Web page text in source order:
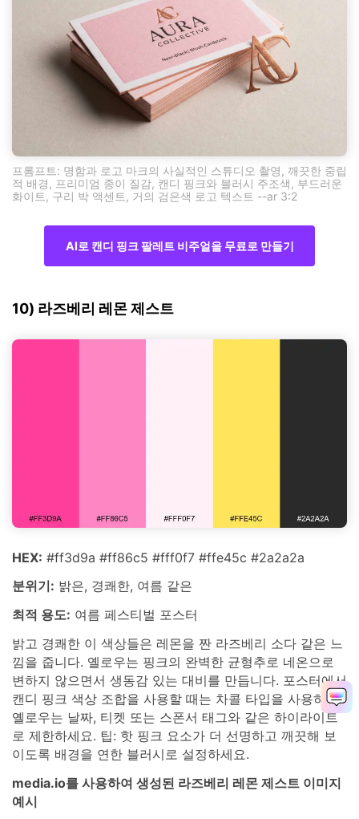
프롬프트: 명함과 로고 마크의 사실적인 스튜디오 촬영, 깨끗한 중립
적 배경, 프리미엄 종이 질감, 캔디 핑크와 블러시 주조색, 부드러운
화이트, 구리 박 액센트, 거의 검은색 로고 텍스트 --ar 3:2
AI로 캔디 핑크 팔레트 비주얼을 무료로 만들기
10) 라즈베리 레몬 제스트
HEX: #ff3d9a #ff86c5 #fff0f7 #ffe45c #2a2a2a
분위기: 밝은, 경쾌한, 여름 같은
최적 용도: 여름 페스티벌 포스터
밝고 경쾌한 이 색상들은 레몬을 짠 라즈베리 소다 같은 느
낌을 줍니다. 옐로우는 핑크의 완벽한 균형추로 네온으로
변하지 않으면서 생동감 있는 대비를 만듭니다. 포스터에서
캔디 핑크 색상 조합을 사용할 때는 차콜 타입을 사용하고
옐로우는 날짜, 티켓 또는 스폰서 태그와 같은 하이라이트
로 제한하세요. 팁: 핫 핑크 요소가 더 선명하고 깨끗해 보
이도록 배경을 연한 블러시로 설정하세요.
media.io를 사용하여 생성된 라즈베리 레몬 제스트 이미지
예시